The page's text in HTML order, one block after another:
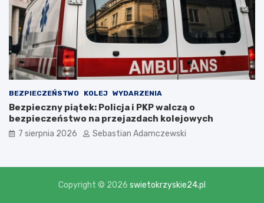
BEZPIECZEŃSTWO KOLEJ WYDARZENIA
Bezpieczny piątek: Policja i PKP walczą o
bezpieczeństwo na przejazdach kolejowych
7 sierpnia 2026 Sebastian Adamczewski
Copyright © 2026 swietokrzyskie24.pl